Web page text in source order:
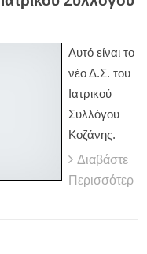
Αυτό είναι το
νέο Δ.Σ. του
Ιατρικού
Συλλόγου
Κοζάνης.
Διαβάστε
Περισσότερ